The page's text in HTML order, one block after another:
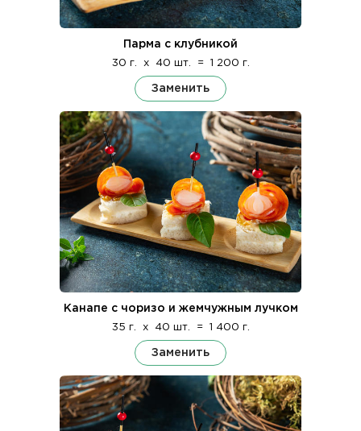
Парма с клубникой
30 г. x 40 шт. = 1 200 г.
Заменить
Канапе с чоризо и жемчужным лучком
35 г. x 40 шт. = 1 400 г.
Заменить